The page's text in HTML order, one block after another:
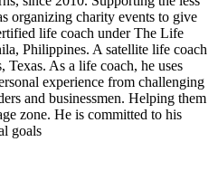
organizing charity events to give
life coach under The Life
Philippines. A satellite life coach
As a life coach, he uses
experience from challenging
and businessmen. Helping them
zone. He is committed to his
goals